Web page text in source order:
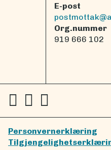
E-post
Org.nummer
919 666 102
Personvernerklæring